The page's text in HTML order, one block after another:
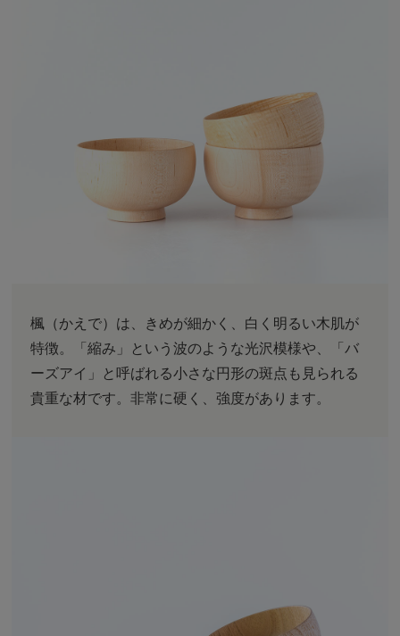
楓（かえで）は、きめが細かく、白く明るい木肌が
特徴。「縮み」という波のような光沢模様や、「バ
ーズアイ」と呼ばれる小さな円形の斑点も見られる
貴重な材です。非常に硬く、強度があります。